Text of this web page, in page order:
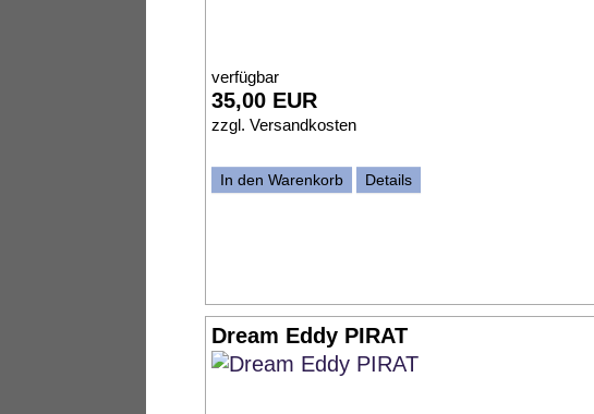
verfügbar
35,00 EUR
zzgl.Versandkosten
In den Warenkorb Details
Dream Eddy PIRAT